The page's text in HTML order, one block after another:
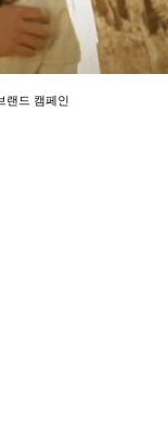
랜드 캠페인